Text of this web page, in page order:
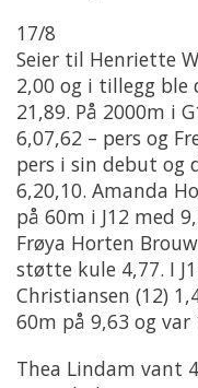
17/8
Seier til Henriette
2,00 og i tillegg ble
21,89. På 2000m i
6,07,62 – pers og
pers i sin debut og
6,20,10. Amanda
på 60m i J12 med
Frøya Horten
støtte kule 4,77. I
Christiansen (12)
60m på 9,63 og
Thea Lindam vant